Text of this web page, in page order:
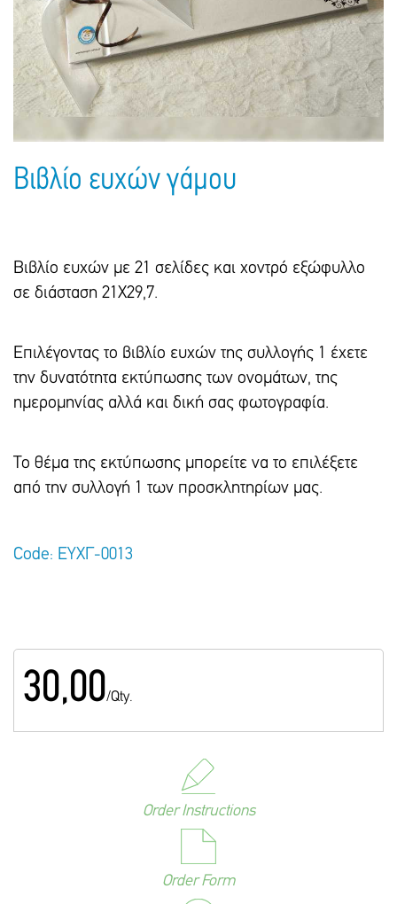
Πακέτα Δώρων
Σακούλες
Τσάντες - Ποδιές - Ομπρέλες
Βιβλία
Παιδικό Πάρτι
Παιδικά Είδη
Ημερολόγια - Ατζέντες
Γραφική Ύλη
Είδη Γραφείου
Βιβλίο ευχών γάμου
Βιβλίο ευχών με 21 σελίδες και χοντρό εξώφυλλο
σε διάσταση 21X29,7.
Επιλέγοντας το βιβλίο ευχών της συλλογής 1 έχετε
την δυνατότητα εκτύπωσης των ονομάτων, της
ημερομηνίας αλλά και δική σας φωτογραφία.
Το θέμα της εκτύπωσης μπορείτε να το επιλέξετε
από την συλλογή 1 των προσκλητηρίων μας.
Code: ΕΥΧΓ-0013
30,00/Qty.
Order Instructions
Order Form